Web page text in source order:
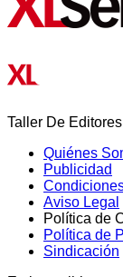
Taller De
Quiénes
Publicidad
Aviso Legal
Política de
Política de
Sindicación